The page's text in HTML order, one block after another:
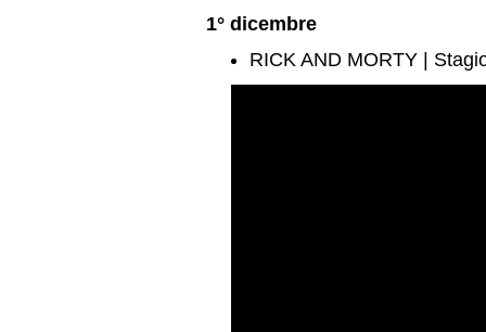
1° dicembre
RICK AND MORTY |